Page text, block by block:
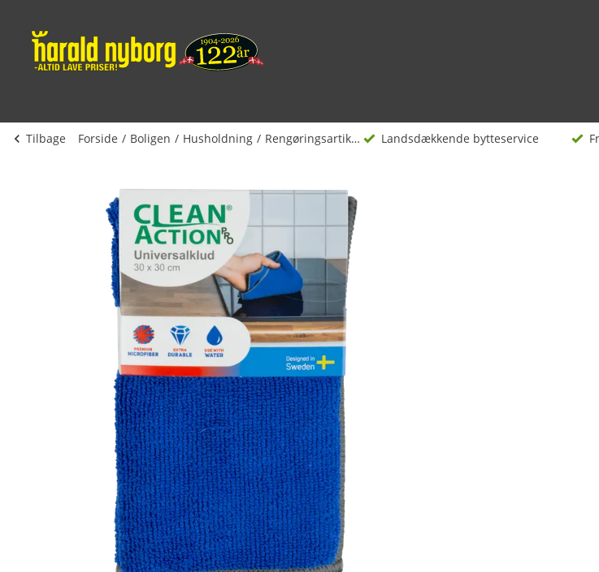
Tilbage Forside Boligen Husholdning Rengøringsartikler Landsdækkende bytteservice